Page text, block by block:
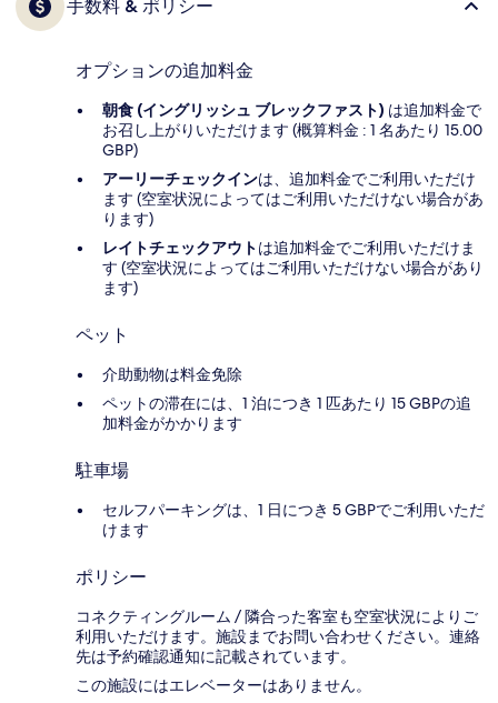
手数料 & ポリシー
オプションの追加料金
朝食 (イングリッシュ ブレックファスト) は追加料金で
お召し上がりいただけます (概算料金 : 1 名あたり 15.00
GBP)
アーリーチェックインは、追加料金でご利用いただけ
ます (空室状況によってはご利用いただけない場合があ
ります)
レイトチェックアウトは追加料金でご利用いただけま
す (空室状況によってはご利用いただけない場合があり
ます)
ペット
介助動物は料金免除
ペットの滞在には、1 泊につき 1 匹あたり 15 GBPの追
加料金がかかります
駐車場
セルフパーキングは、1 日につき 5 GBPでご利用いただ
けます
ポリシー
コネクティングルーム / 隣合った客室も空室状況によりご
利用いただけます。施設までお問い合わせください。連絡
先は予約確認通知に記載されています。
この施設にはエレベーターはありません。